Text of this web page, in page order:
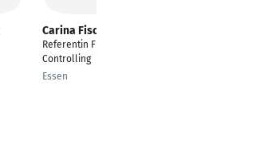
Carina Fischer
Referentin Functional
Controlling
Essen